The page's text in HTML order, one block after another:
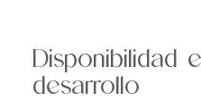
Disponibilidad
desarrollo